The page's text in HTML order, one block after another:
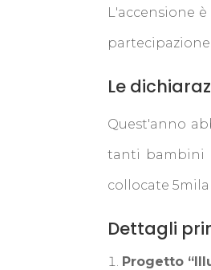
L'accensione
Le
Quest'anno
tanti bambini
collocate
Dettagli
Progetto